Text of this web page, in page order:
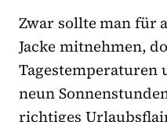
Zwar sollte man für
Jacke mitnehmen,
Tagestemperaturen
neun
richtiges